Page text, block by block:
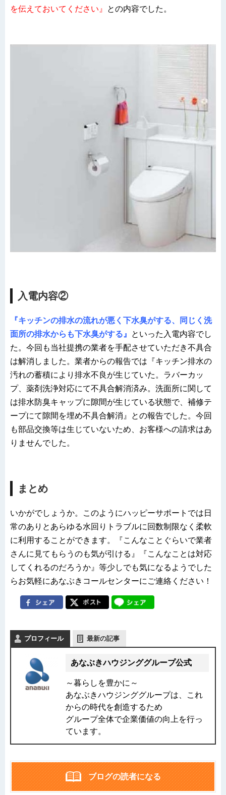
を伝えておいてください』
との内容でした。
入電内容②
『キッチンの排水の流れが悪く下水臭がする、同じく洗
面所の排水からも下水臭がする』
といった入電内容でし
た。今回も当社提携の業者を手配させていただき不具合
は解消しました。業者からの報告では『キッチン排水の
汚れの蓄積により排水不良が生じていた。ラバーカッ
プ、薬剤洗浄対応にて不具合解消済み。洗面所に関して
は排水防臭キャップに隙間が生じている状態で、補修テ
ープにて隙間を埋め不具合解消』との報告でした。今回
も部品交換等は生じていないため、お客様への請求はあ
りませんでした。
まとめ
いかがでしょうか。このようにハッピーサポートでは日
常のありとあらゆる水回りトラブルに回数制限なく柔軟
に利用することができます。『こんなことぐらいで業者
さんに見てもらうのも気が引ける』『こんなことは対応
してくれるのだろうか』等少しでも気になるようでした
らお気軽にあなぶきコールセンターにご連絡ください！
プロフィール 最新の記事
あなぶきハウジンググループ公式
～暮らしを豊かに～
あなぶきハウジンググループは、これ
からの時代を創造するため
グループ全体で企業価値の向上を行っ
ています。
ブログの読者になる